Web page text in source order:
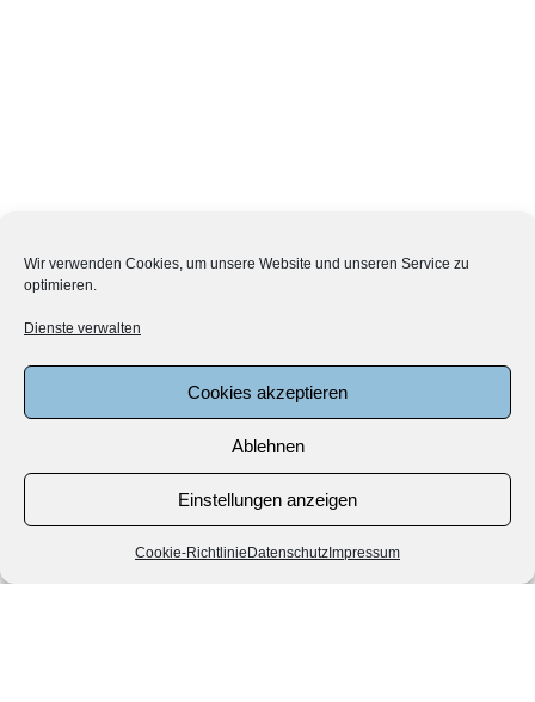
Wir verwenden Cookies, um unsere Website und unseren Service zu
optimieren.
Dienste verwalten
Cookies akzeptieren
Ablehnen
Einstellungen anzeigen
Cookie-Richtlinie Datenschutz Impressum